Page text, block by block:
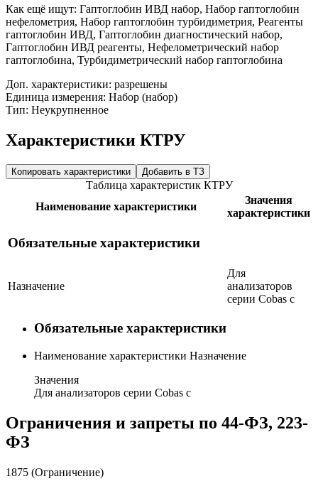
Как ещё ищут: Гаптоглобин ИВД набор, Набор гаптоглобин
нефелометрия, Набор гаптоглобин турбидиметрия, Реагенты
гаптоглобин ИВД, Гаптоглобин диагностический набор,
Гаптоглобин ИВД реагенты, Нефелометрический набор
гаптоглобина, Турбидиметрический набор гаптоглобина
Доп. характеристики: разрешены
Единица измерения: Набор (набор)
Тип: Неукрупненное
Характеристики КТРУ
Копировать характеристики Добавить в ТЗ
Таблица характеристик КТРУ
Наименование характеристики
Значения
характеристики
Обязательные характеристики
Назначение
Для
анализаторов
серии Cobas с
Обязательные характеристики
Наименование характеристики Назначение
Значения
Для анализаторов серии Cobas с
Ограничения и запреты по 44-ФЗ, 223-
ФЗ
1875 (Ограничение)